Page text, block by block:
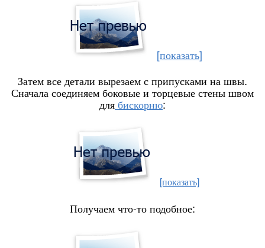
[показать]
Затем все детали вырезаем с припусками на швы.
Сначала соединяем боковые и торцевые стены швом
длябискорню:
[показать]
Получаем что-то подобное: